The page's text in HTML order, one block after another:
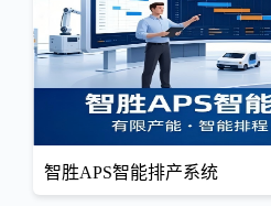
智胜APS智能排产系统